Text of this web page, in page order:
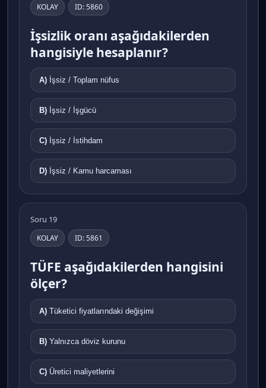
KOLAY ID: 5860
İşsizlik oranı aşağıdakilerden
hangisiyle hesaplanır?
A) İşsiz / Toplam nüfus
B) İşsiz / İşgücü
C) İşsiz / İstihdam
D) İşsiz / Kamu harcaması
Soru 19
KOLAY ID: 5861
TÜFE aşağıdakilerden hangisini
ölçer?
A) Tüketici fiyatlarındaki değişimi
B) Yalnızca döviz kurunu
C) Üretici maliyetlerini